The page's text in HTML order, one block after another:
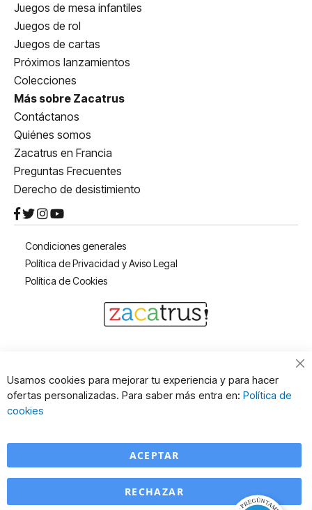
Juegos de mesa infantiles
Juegos de rol
Juegos de cartas
Próximos lanzamientos
Colecciones
Más sobre Zacatrus
Contáctanos
Quiénes somos
Zacatrus en Francia
Preguntas Frecuentes
Derecho de desistimiento
Condiciones generales
Política de Privacidad y Aviso Legal
Política de Cookies
Usamos cookies para mejorar tu experiencia y para hacer
ofertas personalizadas. Para saber más entra en: Política de
cookies
ACEPTAR
RECHAZAR